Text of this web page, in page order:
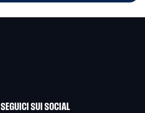
SEGUICI SUI SOCIAL